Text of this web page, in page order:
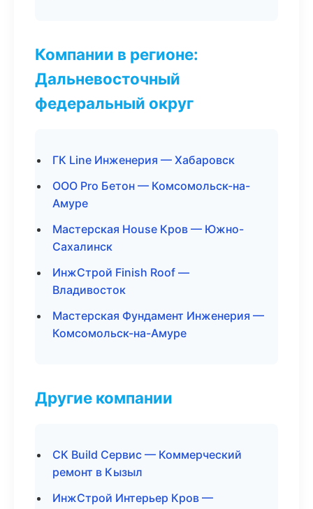
Компании в регионе:
Дальневосточный
федеральный округ
ГК Line Инженерия — Хабаровск
ООО Pro Бетон — Комсомольск-на-
Амуре
Мастерская House Кров — Южно-
Сахалинск
ИнжСтрой Finish Roof —
Владивосток
Мастерская Фундамент Инженерия —
Комсомольск-на-Амуре
Другие компании
СК Build Сервис — Коммерческий
ремонт в Кызыл
ИнжСтрой Интерьер Кров —